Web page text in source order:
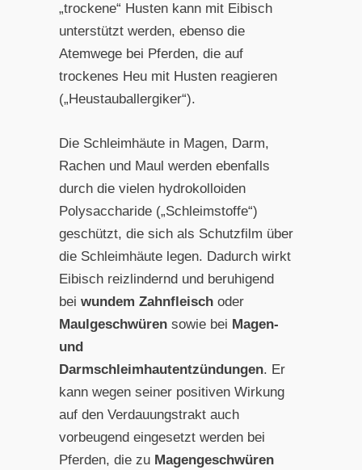
„trockene“ Husten kann mit Eibisch
unterstützt werden, ebenso die
Atemwege bei Pferden, die auf
trockenes Heu mit Husten reagieren
(„Heustauballergiker“).
Die Schleimhäute in Magen, Darm,
Rachen und Maul werden ebenfalls
durch die vielen hydrokolloiden
Polysaccharide („Schleimstoffe“)
geschützt, die sich als Schutzfilm über
die Schleimhäute legen. Dadurch wirkt
Eibisch reizlindernd und beruhigend
bei wundem Zahnfleisch oder
Maulgeschwürensowie bei Magen-
und
Darmschleimhautentzündungen. Er
kann wegen seiner positiven Wirkung
auf den Verdauungstrakt auch
vorbeugend eingesetzt werden bei
Pferden, die zu Magengeschwüren